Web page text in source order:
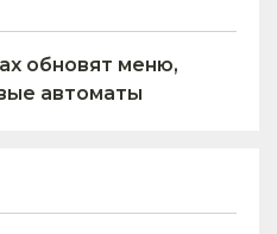
обновят меню,
автоматы